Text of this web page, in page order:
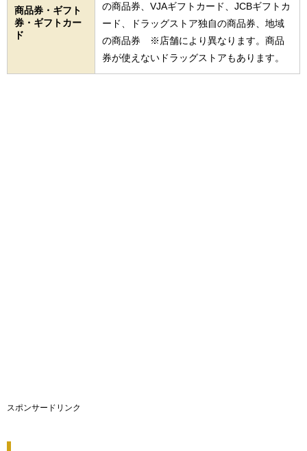
商品券・ギフト
券・ギフトカー
ド
の商品券、VJAギフトカード、JCBギフトカ
ード、ドラッグストア独自の商品券、地域
の商品券 ※店舗により異なります。商品
券が使えないドラッグストアもあります。
スポンサードリンク